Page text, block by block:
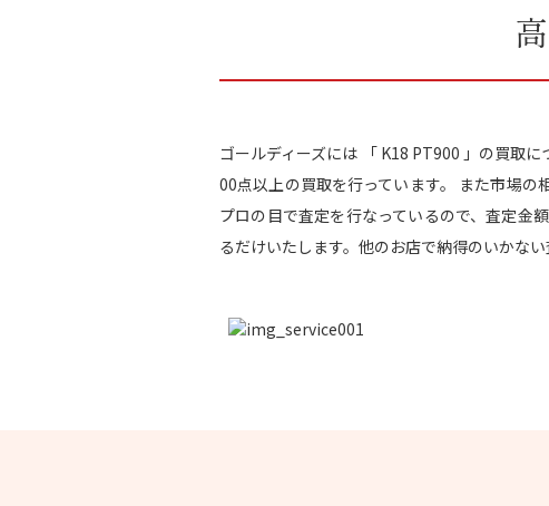
ゴールディーズには 「 K18 PT900 」の買取
00点以上の買取を行っています。 また市場
プロの目で査定を行なっているので、査定金
るだけいたします。他のお店で納得のいかな